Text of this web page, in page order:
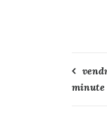
de
minute